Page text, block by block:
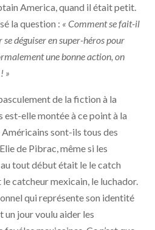
America, quand il était petit.
la question : « Comment se fait-il
déguiser en super-héros pour
une bonne action, on
»
de la fiction à la
est-elle montée à ce point à la
sont-ils tous des
de Pibrac, même si les
tout début était le le catch
catcheur mexicain, le luchador.
qui représente son identité
un jour voulu aider les